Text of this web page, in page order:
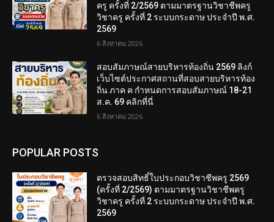
ครู ครั้งที่ 2/2569 ตามมาตรฐานวิชาชีพครู
วิชาครู ครั้งที่ 2 ระบบกระดาษ ประจำปี พ.ศ.
2569
6 สิงหาคม 2026
สอบสัมภาษณ์สายบริหารท้องถิ่น 2569 ลิงก์
เว็บไซต์ประกาศสถานที่สอบสายบริหารท้อง
ถิ่น ภาค ค กำหนดการสอบสัมภาษณ์ 18-21
ส.ค. 69 คลิกที่นี่
6 สิงหาคม 2026
POPULAR POSTS
ตรวจสอบสิทธิ์ใบประกอบวิชาชีพครู 2569
(ครั้งที่ 2/2569) ตามมาตรฐานวิชาชีพครู
วิชาครู ครั้งที่ 2 ระบบกระดาษ ประจำปี พ.ศ.
2569